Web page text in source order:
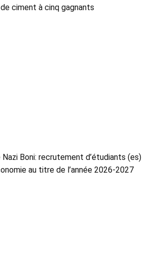
ciment à cinq gagnants
Boni: recrutement d’étudiants (es)
au titre de l’année 2026-2027